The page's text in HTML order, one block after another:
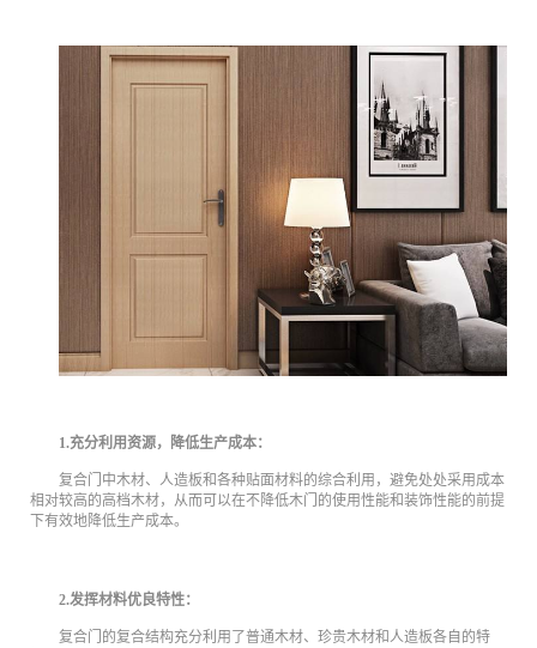
1.充分利用资源，降低生产成本：
复合门中木材、人造板和各种贴面材料的综合利用，避免处处采用成本
相对较高的高档木材，从而可以在不降低木门的使用性能和装饰性能的前提
下有效地降低生产成本。
2.发挥材料优良特性：
复合门的复合结构充分利用了普通木材、珍贵木材和人造板各自的特